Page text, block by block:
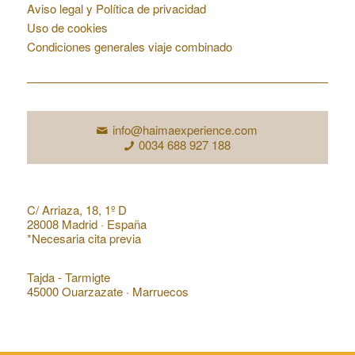
Aviso legal y Política de privacidad
Uso de cookies
Condiciones generales viaje combinado
info@haimaexperience.com
0034 688 927 188
C/ Arriaza, 18, 1º D
28008 Madrid · España
*Necesaria cita previa
Tajda - Tarmigte
45000 Ouarzazate · Marruecos